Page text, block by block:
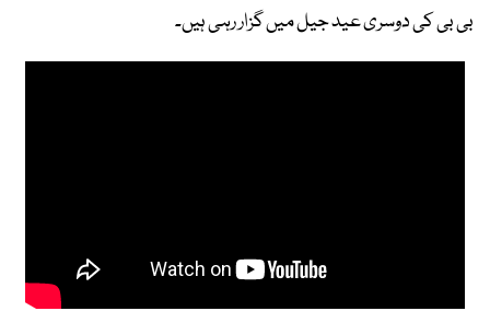
بی بی کی دوسری عید جیل میں گزار رہی ہیں۔